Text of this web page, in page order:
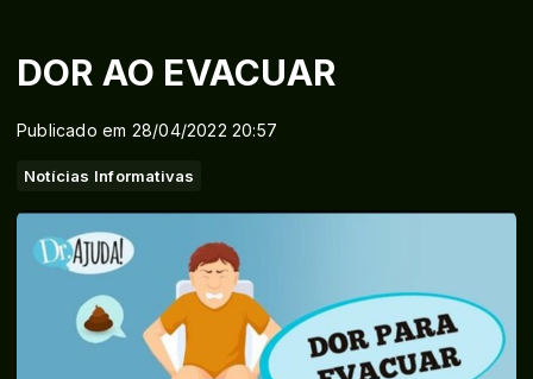
DOR AO EVACUAR
Publicado em 28/04/2022 20:57
Notícias Informativas